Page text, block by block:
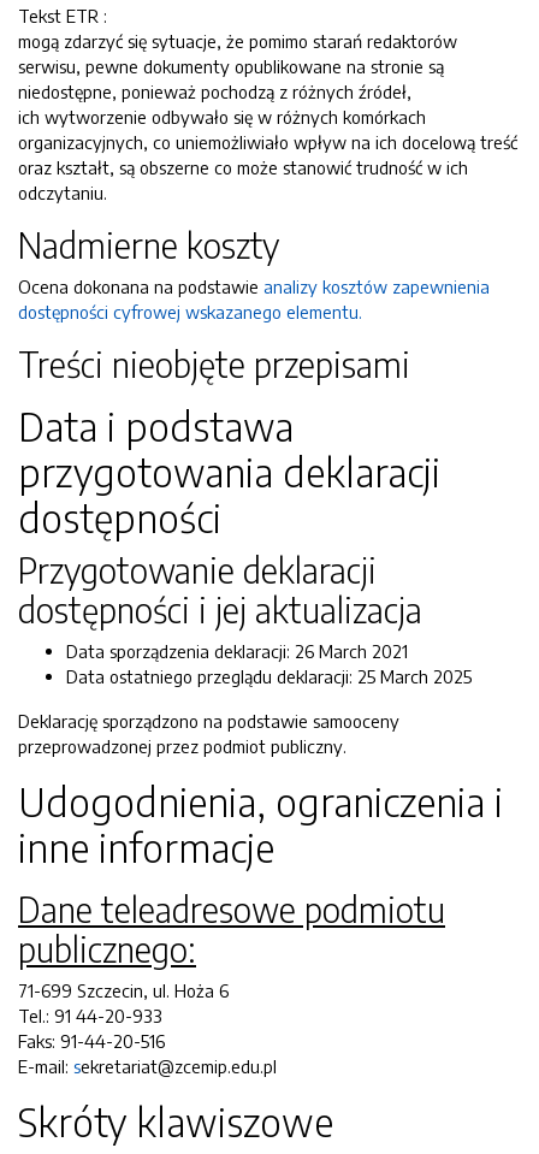
Tekst ETR :
mogą zdarzyć się sytuacje, że pomimo starań redaktorów
serwisu, pewne dokumenty opublikowane na stronie są
niedostępne, ponieważ pochodzą z różnych źródeł,
ich wytworzenie odbywało się w różnych komórkach
organizacyjnych, co uniemożliwiało wpływ na ich docelową treść
oraz kształt, są obszerne co może stanowić trudność w ich
odczytaniu.
Nadmierne koszty
Ocena dokonana na podstawie analizy kosztów zapewnienia
dostępności cyfrowej wskazanego elementu.
Treści nieobjęte przepisami
Data i podstawa
przygotowania deklaracji
dostępności
Przygotowanie deklaracji
dostępności i jej aktualizacja
Data sporządzenia deklaracji: 26 March 2021
Data ostatniego przeglądu deklaracji: 25 March 2025
Deklarację sporządzono na podstawie samooceny
przeprowadzonej przez podmiot publiczny.
Udogodnienia, ograniczenia i
inne informacje
Dane teleadresowe podmiotu
publicznego:
71-699 Szczecin, ul. Hoża 6
Tel.: 91 44-20-933
Faks: 91-44-20-516
E-mail: sekretariat@zcemip.edu.pl
Skróty klawiszowe